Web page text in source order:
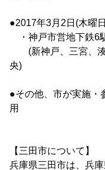
●2017年3月2日(木曜
・神戸市営地下鉄6
(新神戸、三宮、湊
央)
●その他、市が実施・
用
【三田市について】
兵庫県三田市は、兵